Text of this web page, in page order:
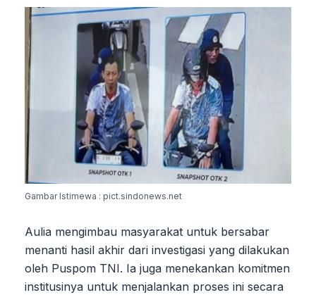
Gambar Istimewa : pict.sindonews.net
Aulia mengimbau masyarakat untuk bersabar
menanti hasil akhir dari investigasi yang dilakukan
oleh Puspom TNI. Ia juga menekankan komitmen
institusinya untuk menjalankan proses ini secara